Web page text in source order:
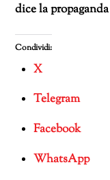
dice la
Condividi:
X
Telegram
Facebook
WhatsApp